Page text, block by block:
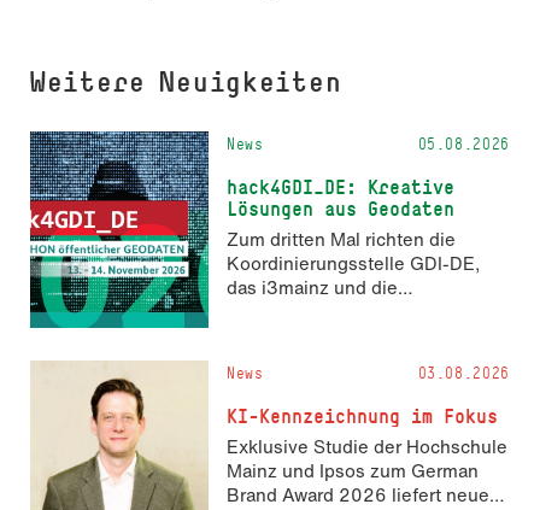
Weitere Neuigkeiten
News 05.08.2026
hack4GDI_DE: Kreative
Lösungen aus Geodaten
Zum dritten Mal richten die
Koordinierungsstelle GDI-DE,
das i3mainz und die
Hackathon hack4GDI_DE an der
Hochschule Mainz aus. Die
Anmeldung ist geöffnet und bis
zum 2. Oktober 2026 möglich.
News 03.08.2026
KI-Kennzeichnung im Fokus
Exklusive Studie der Hochschule
Mainz und Ipsos zum German
Brand Award 2026 liefert neue